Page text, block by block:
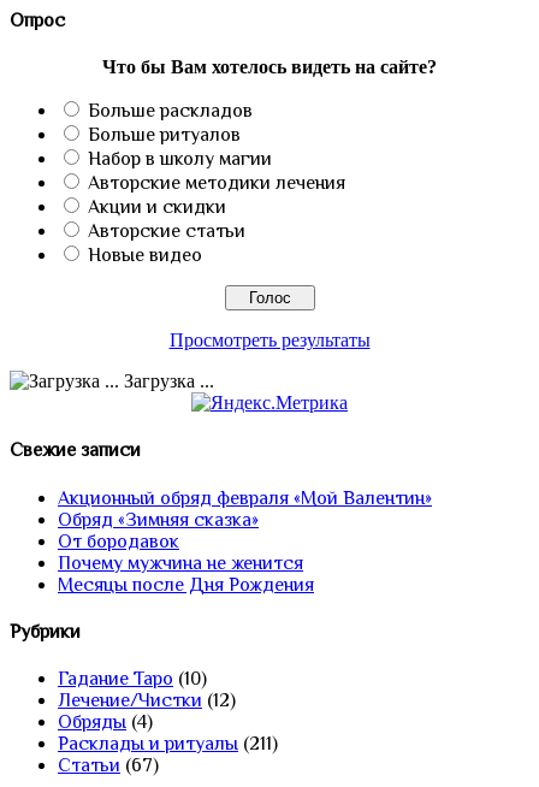
Опрос
Что бы Вам хотелось видеть на сайте?
Больше раскладов
Больше ритуалов
Набор в школу магии
Авторские методики лечения
Акции и скидки
Авторские статьи
Новые видео
Просмотреть результаты
Загрузка ...
Свежие записи
Акционный обряд февраля «Мой Валентин»
Обряд «Зимняя сказка»
От бородавок
Почему мужчина не женится
Месяцы после Дня Рождения
Рубрики
Гадание Таро (10)
Лечение/Чистки (12)
Обряды (4)
Расклады и ритуалы (211)
Статьи (67)